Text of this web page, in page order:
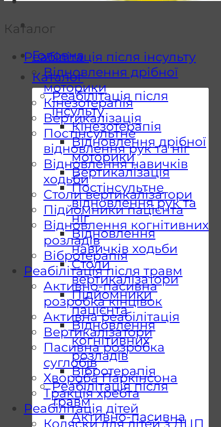
Головна
Каталог
Реабілітація після
інсульту
Кінезотерапія
Відновлення дрібної
моторики
Вертикалізація
Постінсультне
відновлення рук та
ніг
Відновлення
навичків ходьби
Столи
вертикалізатори
Підйомники
пацієнта
Відновлення
когнітивних
розладів
Вібротерапія
Реабілітація після
травм
Активно-пасивна
Каталог
Реабілітація після інсульту
Відновлення дрібної
моторики
Кінезотерапія
Вертикалізація
Постінсультне
відновлення рук та ніг
Відновлення навичків
ходьби
Столи вертикалізатори
Підйомники пацієнта
Відновлення когнітивних
розладів
Вібротерапія
Реабілітація після травм
Активно-пасивна
розробка кінцівок
Активна реабілітація
Вертикалізатори
Пасивна розробка
суглобів
Хвороба Паркінсона
Тракція хребта
Реабілітація дітей
Коляски для дітей з ДЦП